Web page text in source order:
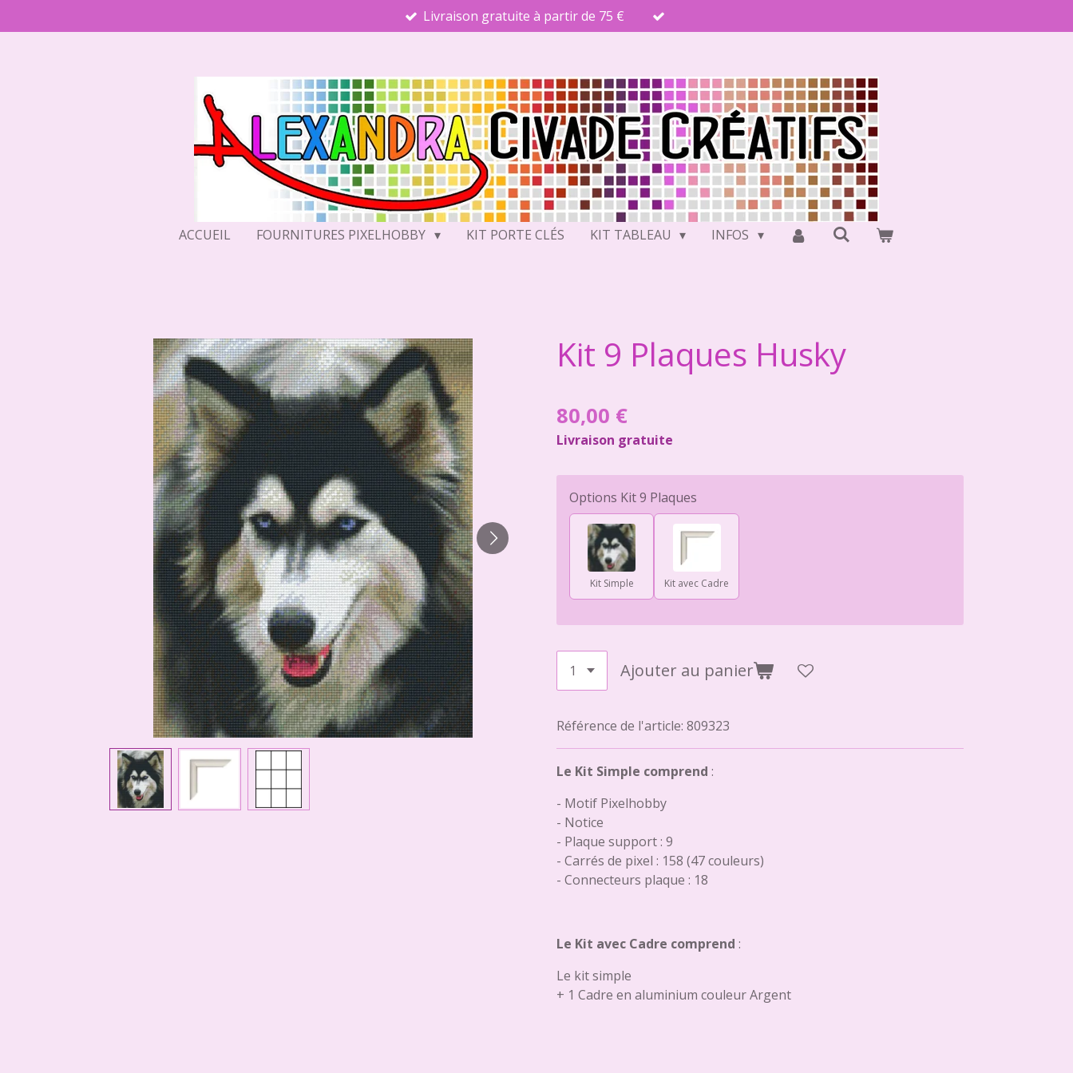
au
Livraison gratuite à partir de 75 €
ACCUEIL FOURNITURES PIXELHOBBY KIT PORTE CLÉS KIT TABLEAU INFOS
Kit 9 Plaques Husky
80,00 €
Livraison gratuite
Options Kit 9 Plaques
Kit Simple Kit avec Cadre
Ajouter au panier
Référence de l'article: 809323
Le Kit Simple comprend :
- Motif Pixelhobby
- Notice
- Plaque support : 9
- Carrés de pixel : 158 (47 couleurs)
- Connecteurs plaque : 18
Le Kit avec Cadre comprend :
Le kit simple
+ 1 Cadre en aluminium couleur Argent